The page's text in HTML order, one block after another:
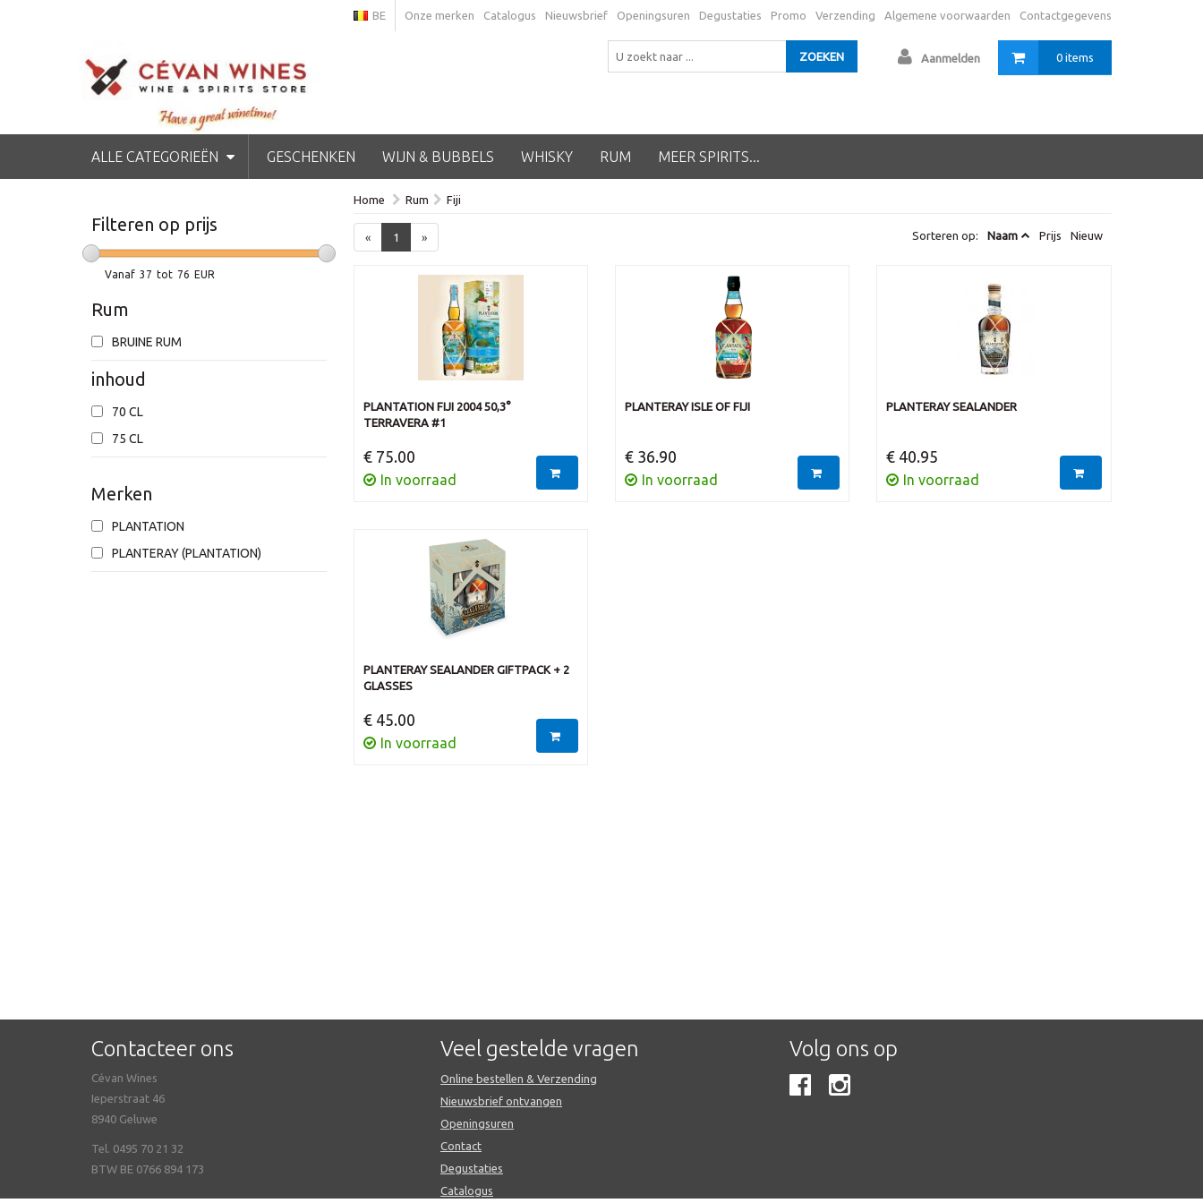
Onze merken Catalogus Nieuwsbrief Openingsuren Degustaties Promo Verzending Algemene voorwaarden Contactgegevens
BE
0 items
Aanmelden
ZOEKEN
ALLE CATEGORIEËN GESCHENKEN WIJN & BUBBELS WHISKY RUM MEER SPIRITS...
Filteren op prijs
Vanaf 37 tot 76 EUR
Rum
BRUINE RUM
inhoud
70 CL
75 CL
Merken
PLANTATION
PLANTERAY (PLANTATION)
Home Rum Fiji
« 1 » Sorteren op: Naam Prijs Nieuw
PLANTATION FIJI 2004 50,3°
TERRAVERA #1
€ 75.00
In voorraad
PLANTERAY ISLE OF FIJI
€ 36.90
In voorraad
PLANTERAY SEALANDER
€ 40.95
In voorraad
PLANTERAY SEALANDER GIFTPACK + 2
GLASSES
€ 45.00
In voorraad
Contacteer ons
Cévan Wines
Ieperstraat 46
8940 Geluwe
Tel. 0495 70 21 32
BTW BE 0766 894 173
Veel gestelde vragen
Online bestellen & Verzending
Nieuwsbrief ontvangen
Openingsuren
Contact
Degustaties
Catalogus
Volg ons op